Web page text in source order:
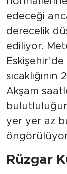
edeceği
derecelik
ediliyor.
Akşam
bulutluluğun
yer yer az
Rüzgar